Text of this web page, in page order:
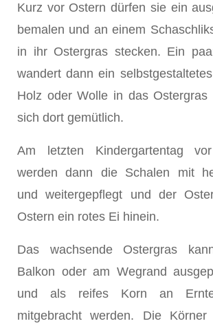
Kurz vor Ostern dürfen sie ein
bemalen und an einem
in ihr Ostergras stecken. Ein
wandert dann ein
Holz oder Wolle in das Ostergras
sich dort gemütlich.
Am letzten Kindergartentag
werden dann die Schalen mit
und weitergepflegt und der
Ostern ein rotes Ei hinein.
Das wachsende Ostergras
Balkon oder am Wegrand
und als reifes Korn an
mitgebracht werden. Die